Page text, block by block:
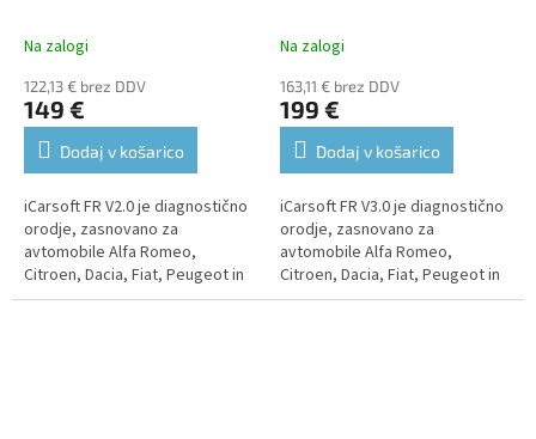
Na zalogi
122,13 € brez DDV
149 €
Dodaj v košarico
iCarsoft FR V2.0 je diagnostično
orodje, zasnovano za
avtomobile Alfa Romeo,
Citroen, Dacia, Fiat, Peugeot in
Renault, izdelane med letoma
Na zalogi
163,11 € brez DDV
199 €
Dodaj v košarico
iCarsoft FR V3.0 je diagnostično
orodje, zasnovano za
avtomobile Alfa Romeo,
Citroen, Dacia, Fiat, Peugeot in
Renault. Podpira diagnostiko